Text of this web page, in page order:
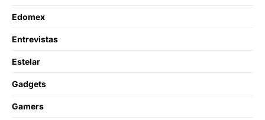
Edomex
Entrevistas
Estelar
Gadgets
Gamers